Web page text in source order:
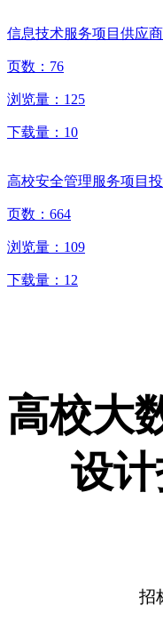
信息技术服务项目供应
页数： 76
浏览量： 125
下载量： 10
高校安全管理服务项目
页数： 664
浏览量： 109
下载量： 12
高校大
设
招